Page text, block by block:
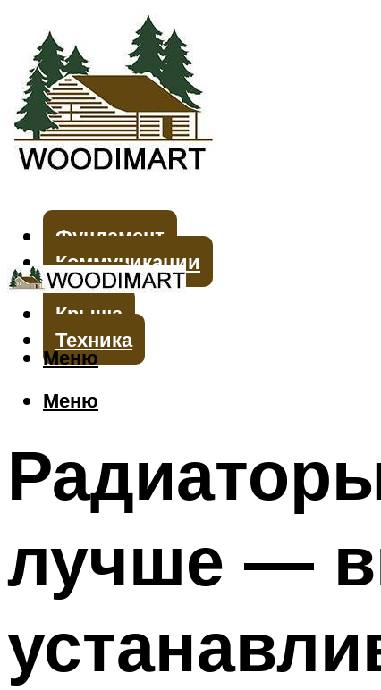
Фундамент
Коммуникации
Стены
Крыша
Техника
Меню
Меню
лучше —